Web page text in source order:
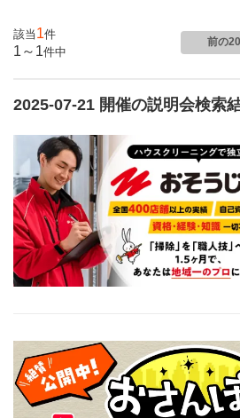
代理店業
飲食・菓子業
サービス業
無店舗系
小売業
介護・福祉業
美容・健康業
インターン独立・社員募集
開業資金
101万円～300万円
301万円～500万円
501万円～1000万円
1001万円以上
北海道
東北
甲信越・北陸
関東
東海
中国
九州・沖縄
ランキング
総合ランキング
介護
塾
飲食
夫婦で開業
脱サラで開業
説明会
イベント
お役立ち情報コラム
該当 1件
1～1件中
前の
2025-07-21 開催の説明会検索